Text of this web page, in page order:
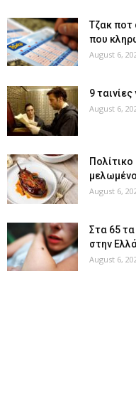
Tζακ ποτ
που
August 6,
9
August 6,
μελωμένο
August 6,
Στα 65
στην
August 6,